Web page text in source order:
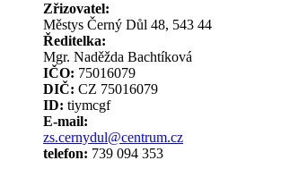
Zřizovatel:
Městys Černý Důl 48, 543 44
Ředitelka:
Mgr. Naděžda Bachtíková
IČO: 75016079
DIČ: CZ 75016079
ID: tiymcgf
E-mail:
zs.cernydul@centrum.cz
telefon: 739 094 353